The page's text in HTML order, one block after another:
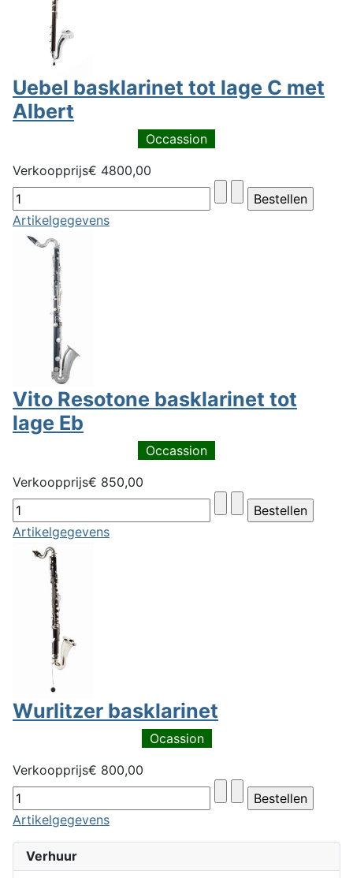
Verhuur
Uebel basklarinet tot lage C met
Albert
Occassion
Verkoopprijs€ 4800,00
Artikelgegevens
Vito Resotone basklarinet tot
lage Eb
Occassion
Verkoopprijs€ 850,00
Artikelgegevens
Wurlitzer basklarinet
Ocassion
Verkoopprijs€ 800,00
Artikelgegevens